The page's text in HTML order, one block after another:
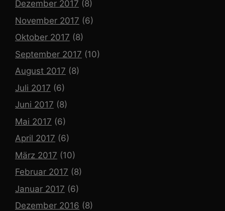
Dezember 2017 (8)
November 2017 (6)
Oktober 2017 (8)
September 2017 (10)
August 2017 (8)
Juli 2017 (6)
Juni 2017 (8)
Mai 2017 (6)
April 2017 (6)
März 2017 (10)
Februar 2017 (8)
Januar 2017 (6)
Dezember 2016 (8)